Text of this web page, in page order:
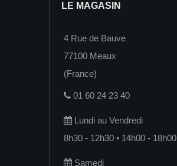
LE MAGASIN
4 Rue de Bauve
77100 Meaux
(France)
01 60 24 23 40
Lundi au Vendredi
8h30 - 12h30 • 14h00 - 18h00
Samedi